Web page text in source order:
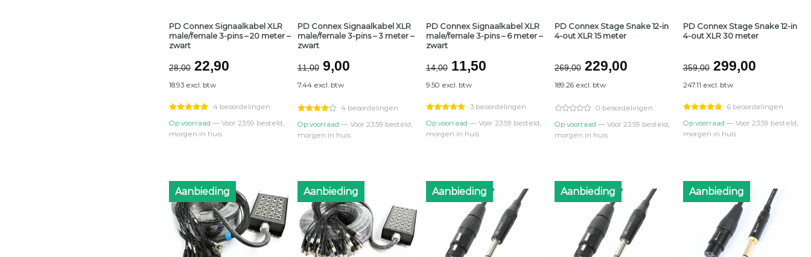
PD Connex Signaalkabel XLR
male/female 3-pins – 20 meter –
zwart
28,00 Oorspronkelijke
prijs
was:
€28,00.
22,90Huidige
€22,90.
18.93 excl. btw
4 beoordelingen
Op voorraad — Voor 23:59 besteld,
morgen in huis
PD Connex Signaalkabel XLR
male/female 3-pins – 3 meter –
zwart
11,00 Oorspronkelijke
prijs
was:
€11,00.
9,00Huidige
€9,00.
7.44 excl. btw
4 beoordelingen
Op voorraad — Voor 23:59 besteld,
morgen in huis
PD Connex Signaalkabel XLR
male/female 3-pins – 6 meter –
zwart
14,00 Oorspronkelijke
prijs
was:
€14,00.
11,50Huidige
€11,50.
9.50 excl. btw
3 beoordelingen
Op voorraad — Voor 23:59 besteld,
morgen in huis
PD Connex Stage Snake 12-in
4-out XLR 15 meter
269,00 Oorspronkelijke
prijs
was:
€269,00.
229,00Huidige
€229,00.
189.26 excl. btw
0 beoordelingen
Op voorraad — Voor 23:59 besteld,
morgen in huis
PD Connex Stage Snake 12-in
4-out XLR 30 meter
359,00
prijs
was:
€359,00.
299,00Huidige
247.11 excl. btw
6 beoordelingen
Op voorraad — Voor 23:59 besteld,
morgen in huis
Aanbieding Aanbieding Aanbieding Aanbieding Aanbieding